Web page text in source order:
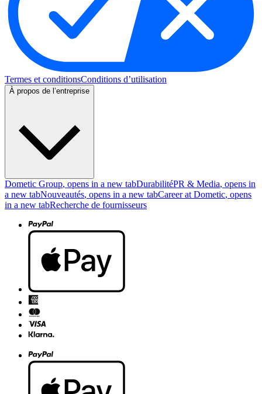
Termes et conditionsConditions d’utilisation
À propos de l’entreprise
Dometic Group, opens in a new tabDurabilitéPR & Media, opens in
a new tabNouveautés, opens in a new tabCareer at Dometic, opens
in a new tabRecherche de fournisseurs